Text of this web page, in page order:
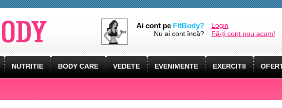
Ai cont pe FitBody?
Login
Nu ai cont încă?
Fă-ți cont nou acum!
NUTRITIE BODY CARE VEDETE EVENIMENTE EXERCITII